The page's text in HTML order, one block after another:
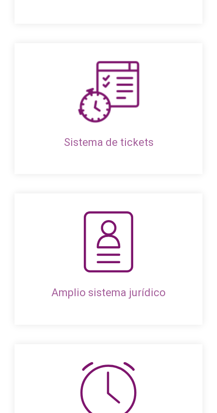
Sistema de tickets
Amplio sistema jurídico